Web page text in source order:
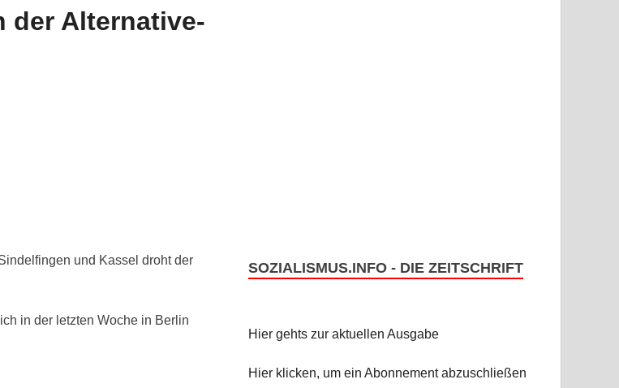
der Alternative-
und Kassel droht der
in der letzten Woche in Berlin
SOZIALISMUS.INFO - DIE ZEITSCHRIFT
Hier gehts zur aktuellen Ausgabe
Hier klicken, um ein Abonnement abzuschließen